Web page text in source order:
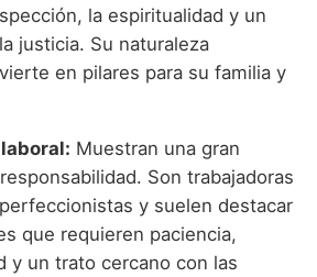
la espiritualidad y un
justicia. Su naturaleza
en pilares para su familia y
Muestran una gran
Son trabajadoras
y suelen destacar
que requieren paciencia,
y un trato cercano con las